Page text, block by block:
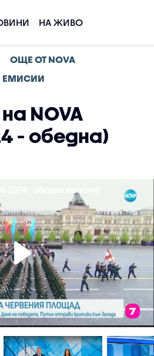
НА ЖИВО
ОЩЕ ОТ NOVA
ЕМИСИИ
NOVA
- обедна)